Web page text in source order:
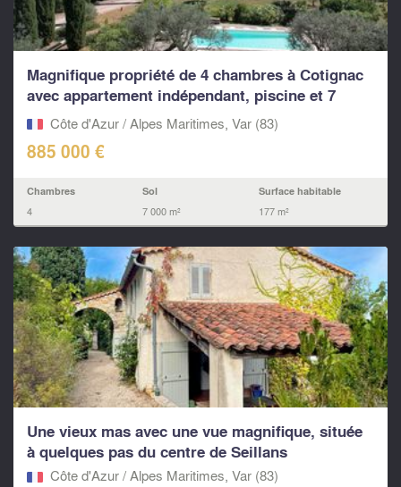
Magnifique propriété de 4 chambres à Cotignac
avec appartement indépendant, piscine et 7
000...Côte d'Azur / Alpes Maritimes, Var (83)
885 000 €
Chambres
4
Sol
7 000 m²
Surface habitable
177 m²
Une vieux mas avec une vue magnifique, située
à quelques pas du centre de Seillans
Côte d'Azur / Alpes Maritimes, Var (83)